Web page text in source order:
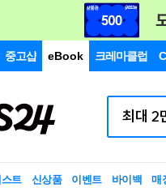
중고샵 eBook 크레마클럽
트 신상품 이벤트 바이백 매